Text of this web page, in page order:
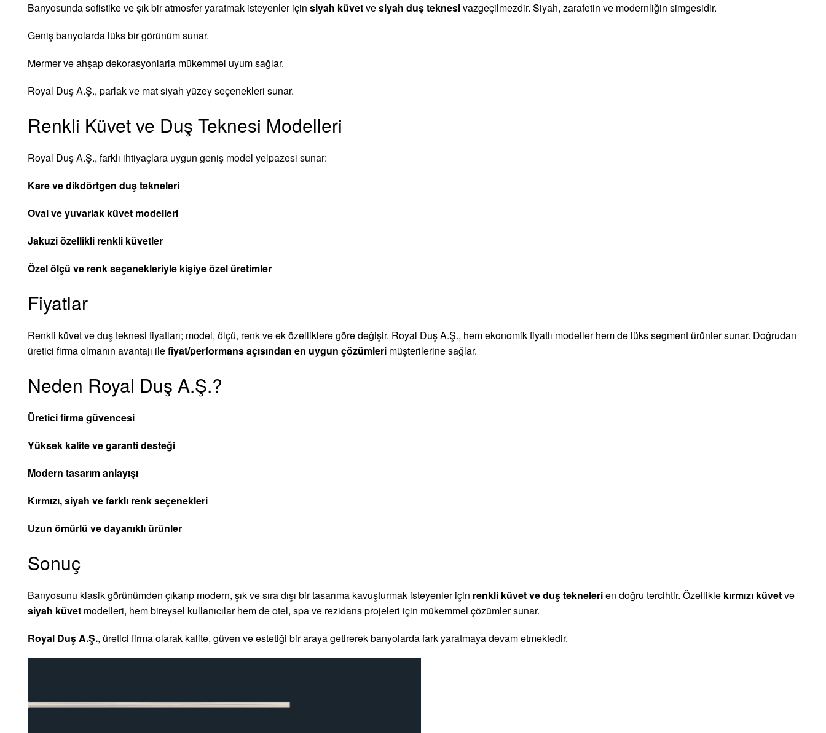
Banyosunda sofistike ve şık bir atmosfer yaratmak isteyenler için siyah küvetvesiyah duş teknesivazgeçilmezdir. Siyah, zarafetin ve modernliğin simgesidir.
Geniş banyolarda lüks bir görünüm sunar.
Mermer ve ahşap dekorasyonlarla mükemmel uyum sağlar.
Royal Duş A.Ş., parlak ve mat siyah yüzey seçenekleri sunar.
Renkli Küvet ve Duş Teknesi Modelleri
Royal Duş A.Ş., farklı ihtiyaçlara uygun geniş model yelpazesi sunar:
Kare ve dikdörtgen duş tekneleri
Oval ve yuvarlak küvet modelleri
Jakuzi özellikli renkli küvetler
Özel ölçü ve renk seçenekleriyle kişiye özel üretimler
Fiyatlar
Renkli küvet ve duş teknesi fiyatları; model, ölçü, renk ve ek özelliklere göre değişir. Royal Duş A.Ş., hem ekonomik fiyatlı modeller hem de lüks segment ürünler sunar. Doğrudan
üretici firma olmanın avantajı ilefiyat/performans açısından en uygun çözümleri müşterilerine sağlar.
Neden Royal Duş A.Ş.?
Üretici firma güvencesi
Yüksek kalite ve garanti desteği
Modern tasarım anlayışı
Kırmızı, siyah ve farklı renk seçenekleri
Uzun ömürlü ve dayanıklı ürünler
Sonuç
Banyosunu klasik görünümden çıkarıp modern, şık ve sıra dışı bir tasarıma kavuşturmak isteyenler için renkli küvet ve duş teknelerien doğru tercihtir. Özellikle kırmızı küvetve
siyah küvet modelleri, hem bireysel kullanıcılar hem de otel, spa ve rezidans projeleri için mükemmel çözümler sunar.
Royal Duş A.Ş., üretici firma olarak kalite, güven ve estetiği bir araya getirerek banyolarda fark yaratmaya devam etmektedir.